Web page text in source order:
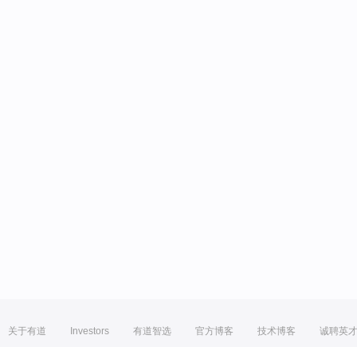
关于有道 Investors 有道智选 官方博客 技术博客 诚聘英才